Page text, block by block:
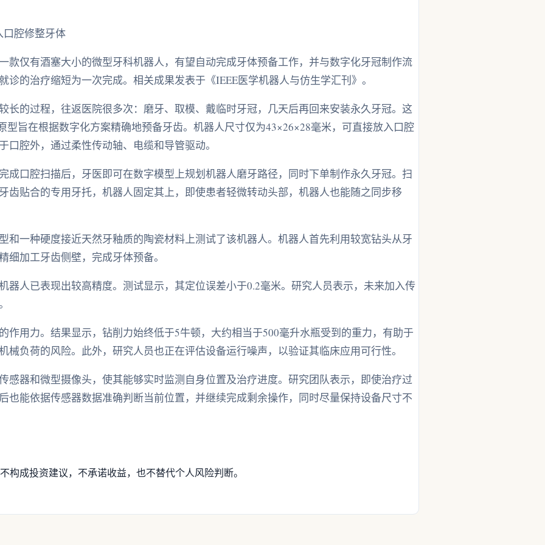
口腔修整牙体
款仅有酒塞大小的微型牙科机器人，有望自动完成牙体预备工作，并与数字化牙冠制作流
诊的治疗缩短为一次完成。相关成果发表于《IEEE医学机器人与仿生学汇刊》。
长的过程，往返医院很多次：磨牙、取模、戴临时牙冠，几天后再回来安装永久牙冠。这
型旨在根据数字化方案精确地预备牙齿。机器人尺寸仅为43×26×28毫米，可直接放入口腔
口腔外，通过柔性传动轴、电缆和导管驱动。
成口腔扫描后，牙医即可在数字模型上规划机器人磨牙路径，同时下单制作永久牙冠。扫
齿贴合的专用牙托，机器人固定其上，即使患者轻微转动头部，机器人也能随之同步移
和一种硬度接近天然牙釉质的陶瓷材料上测试了该机器人。机器人首先利用较宽钻头从牙
加工牙齿侧壁，完成牙体预备。
器人已表现出较高精度。测试显示，其定位误差小于0.2毫米。研究人员表示，未来加入传
作用力。结果显示，钻削力始终低于5牛顿，大约相当于500毫升水瓶受到的重力，有助于
械负荷的风险。此外，研究人员也正在评估设备运行噪声，以验证其临床应用可行性。
感器和微型摄像头，使其能够实时监测自身位置及治疗进度。研究团队表示，即使治疗过
也能依据传感器数据准确判断当前位置，并继续完成剩余操作，同时尽量保持设备尺寸不
构成投资建议，不承诺收益，也不替代个人风险判断。